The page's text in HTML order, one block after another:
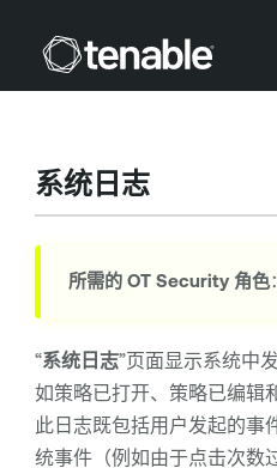
系统日志
所需的 OT Security角色
“系统日志”页面显示系统中
如策略已打开、策略已编辑
此日志既包括用户发起的事
统事件（例如由于点击次数